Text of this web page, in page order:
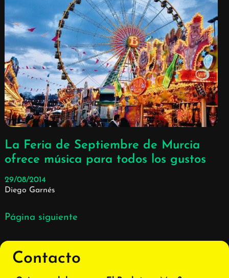
La Feria de Septiembre de Murcia
ofrece música para todos los gustos
29/08/2014
Diego Garnés
Página siguiente
Contacto